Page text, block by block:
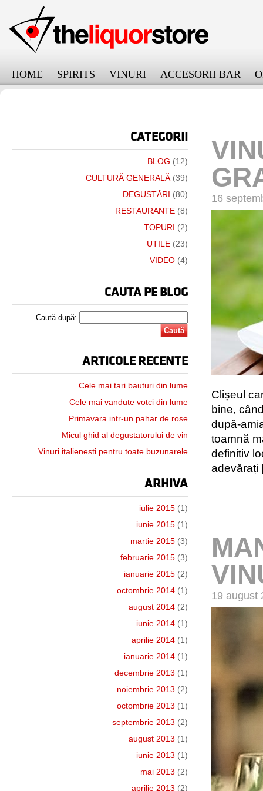
HOME SPIRITS VINURI ACCESORII BAR
16
Clișeul
bine,
după-
toamnă
definitiv
19 august
CATEGORII
BLOG (12)
CULTURĂ GENERALĂ (39)
DEGUSTĂRI (80)
RESTAURANTE (8)
TOPURI (2)
UTILE (23)
VIDEO (4)
CAUTA PE BLOG
Caută după:
ARTICOLE RECENTE
Cele mai tari bauturi din lume
Cele mai vandute votci din lume
Primavara intr-un pahar de rose
Micul ghid al degustatorului de vin
Vinuri italienesti pentru toate buzunarele
ARHIVA
iulie 2015 (1)
iunie 2015 (1)
martie 2015 (3)
februarie 2015 (3)
ianuarie 2015 (2)
octombrie 2014 (1)
august 2014 (2)
iunie 2014 (1)
aprilie 2014 (1)
ianuarie 2014 (1)
decembrie 2013 (1)
noiembrie 2013 (2)
octombrie 2013 (1)
septembrie 2013 (2)
august 2013 (1)
iunie 2013 (1)
mai 2013 (2)
aprilie 2013 (2)